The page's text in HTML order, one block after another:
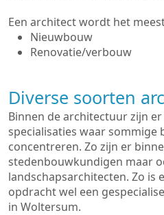
Een architect wordt het
Nieuwbouw
Renovatie/verbouw
Diverse soorten
Binnen de architectuur zijn
specialisaties waar sommige
concentreren. Zo zijn er
stedenbouwkundigen maar
landschapsarchitecten. Zo is
opdracht wel een
in Woltersum.